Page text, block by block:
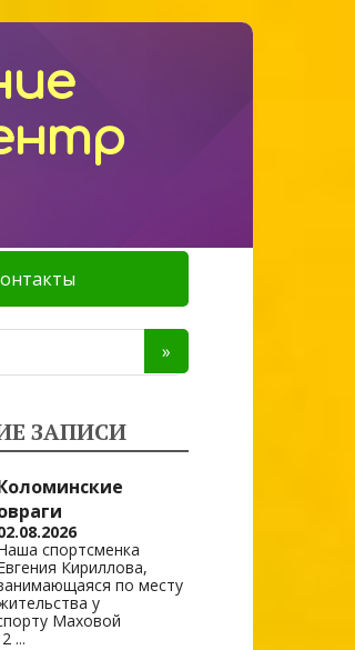
ЗАПИСИ
спортсменка
Кириллова,
по месту
у
Маховой
...